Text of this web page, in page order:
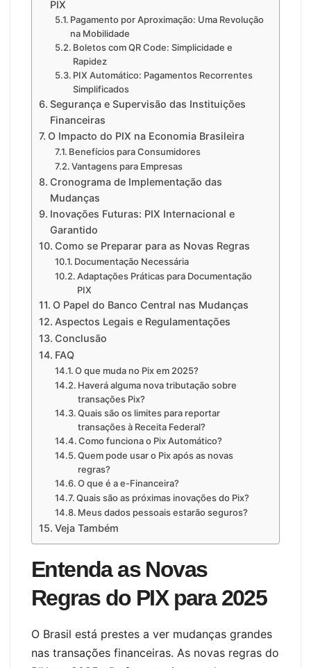
PIX
Pagamento por Aproximação: Uma Revolução
na Mobilidade
Boletos com QR Code: Simplicidade e
Rapidez
PIX Automático: Pagamentos Recorrentes
Simplificados
Segurança e Supervisão das Instituições
Financeiras
O Impacto do PIX na Economia Brasileira
Benefícios para Consumidores
Vantagens para Empresas
Cronograma de Implementação das
Mudanças
Inovações Futuras: PIX Internacional e
Garantido
Como se Preparar para as Novas Regras
Documentação Necessária
Adaptações Práticas para Documentação
PIX
O Papel do Banco Central nas Mudanças
Aspectos Legais e Regulamentações
Conclusão
FAQ
O que muda no Pix em 2025?
Haverá alguma nova tributação sobre
transações Pix?
Quais são os limites para reportar
transações à Receita Federal?
Como funciona o Pix Automático?
Quem pode usar o Pix após as novas
regras?
O que é a e-Financeira?
Quais são as próximas inovações do Pix?
Meus dados pessoais estarão seguros?
Veja Também
Entenda as Novas
Regras do PIX para 2025
O Brasil está prestes a ver mudanças grandes
nas transações financeiras. As novas regras do